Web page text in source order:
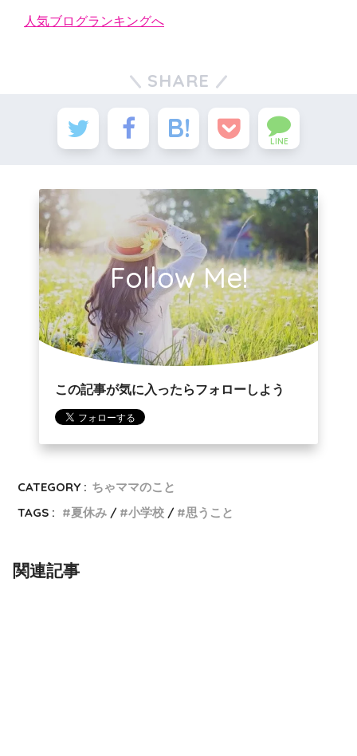
人気ブログランキングへ
SHARE
LINE
Follow Me!
この記事が気に入ったらフォローしよう
CATEGORY : ちゃママのこと
TAGS :
夏休み 小学校 思うこと
関連記事